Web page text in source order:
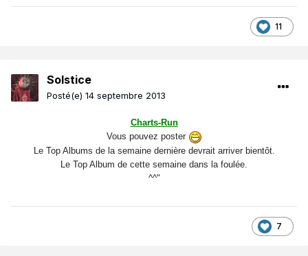
11
Solstice
Posté(e) 14 septembre 2013
Charts-Run
Vous pouvez poster
Le Top Albums de la semaine dernière devrait arriver bientôt.
Le Top Album de cette semaine dans la foulée.
^^"
7